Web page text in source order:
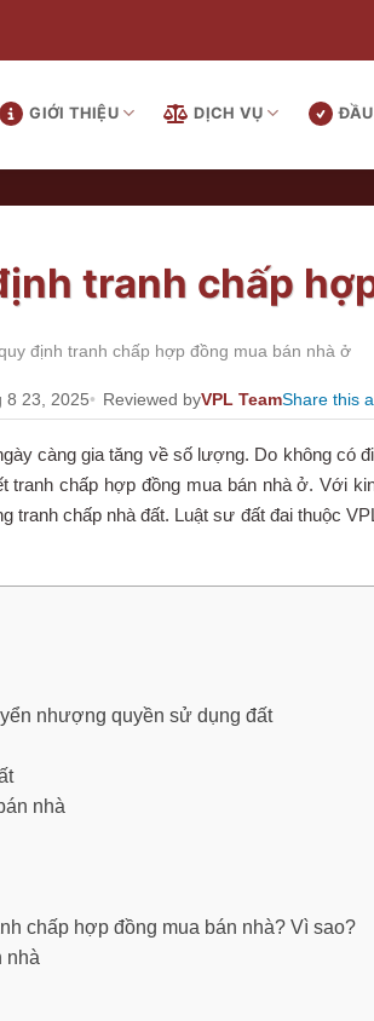
GIỚI THIỆU DỊCH VỤ
tranh chấp
định tranh chấp hợp đồng mua bán nhà ở
8 23, 2025 Reviewed byVPL TeamShare this
càng gia tăng về số lượng. Do không
tranh chấp hợp đồng mua bán nhà ở. Với
chấp nhà đất. Luật sư đất đai thuộc
nhượng quyền sử dụng đất
nhà
chấp hợp đồng mua bán nhà? Vì sao?
nhà